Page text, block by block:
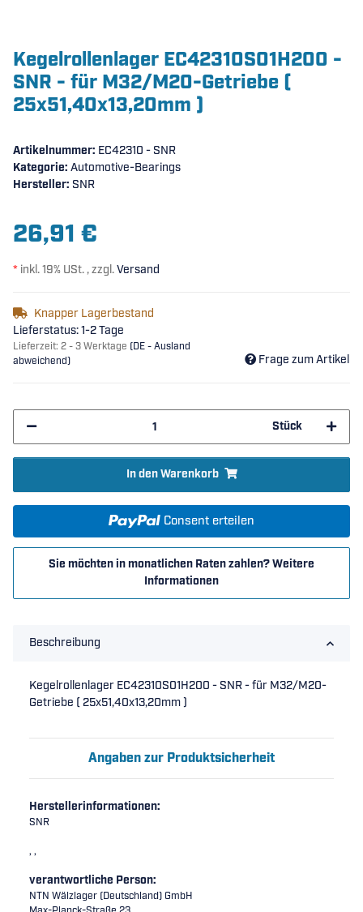
Kegelrollenlager EC42310S01H200 -
SNR - für M32/M20-Getriebe (
25x51,40x13,20mm )
Artikelnummer: EC42310 - SNR
Kategorie: Automotive-Bearings
Hersteller: SNR
26,91 €
* inkl. 19% USt. , zzgl.Versand
Knapper Lagerbestand
Lieferstatus: 1-2 Tage
Lieferzeit: 2 - 3 Werktage (DE - Ausland
abweichend)
Frage zum Artikel
Stück
In den Warenkorb
Consent erteilen
Sie möchten in monatlichen Raten zahlen?Weitere
Informationen
Beschreibung
Kegelrollenlager EC42310S01H200 - SNR - für M32/M20-
Getriebe ( 25x51,40x13,20mm )
Angaben zur Produktsicherheit
Herstellerinformationen:
SNR
, ,
verantwortliche Person:
NTN Wälzlager (Deutschland) GmbH